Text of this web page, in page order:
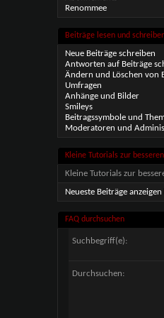
Renommee
Beiträge lesen und
Neue Beiträge schreiben
Antworten auf Beiträge
Ändern und Löschen von
Umfragen
Anhänge und Bilder
Smileys
Beitragssymbole und
Moderatoren und
Kleine Tutorials zur
Kleine Tutorials zur
Neueste Beiträge
FAQ durchsuchen
Suchbegriff(e):
Durchsuchen: